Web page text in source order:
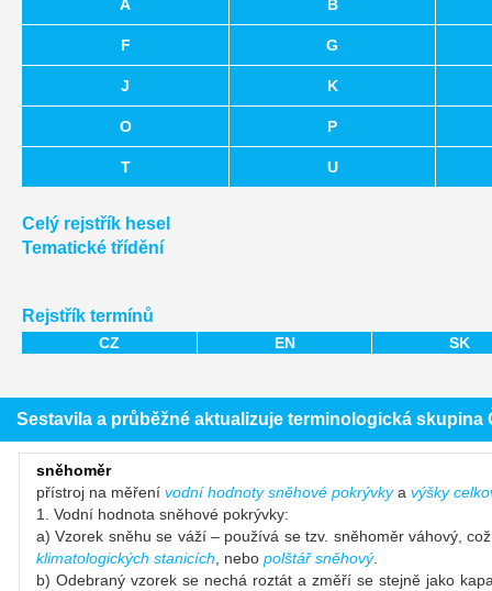
A B
F G
J K
O P
T U
Celý rejstřík hesel
Tematické třídění
Rejstřík termínů
CZ EN SK
Sestavila a průběžné aktualizuje terminologická
sněhoměr
přístroj na měření vodní hodnoty sněhové pokrývkya výšky
1. Vodní hodnota sněhové pokrývky:
a) Vzorek sněhu se váží – používá se tzv. sněhoměr váhový,
klimatologických stanicích , nebo polštář sněhový.
b) Odebraný vzorek se nechá roztát a změří se stejně jako